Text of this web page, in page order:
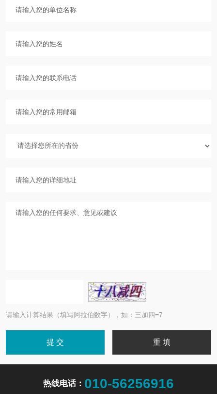
请输入计算结果（填写阿拉伯数字），如：三加四=7
热线电话： 010-56256916